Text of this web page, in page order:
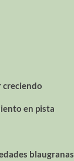
creciendo
en pista
blaugranas